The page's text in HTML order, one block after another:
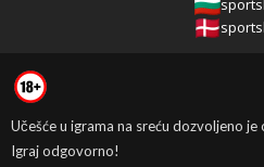
Učešće u igrama na sreću dozvoljeno
Igraj odgovorno!